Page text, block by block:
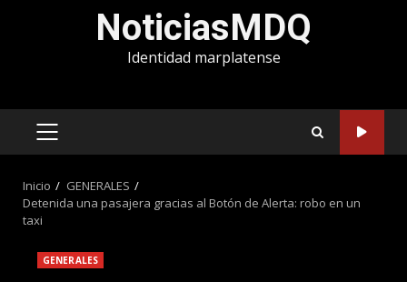
NoticiasMDQ
Identidad marplatense
MENÚ
Inicio
GENERALES
Detenida una pasajera gracias al Botón de Alerta: robo en un
taxi
GENERALES